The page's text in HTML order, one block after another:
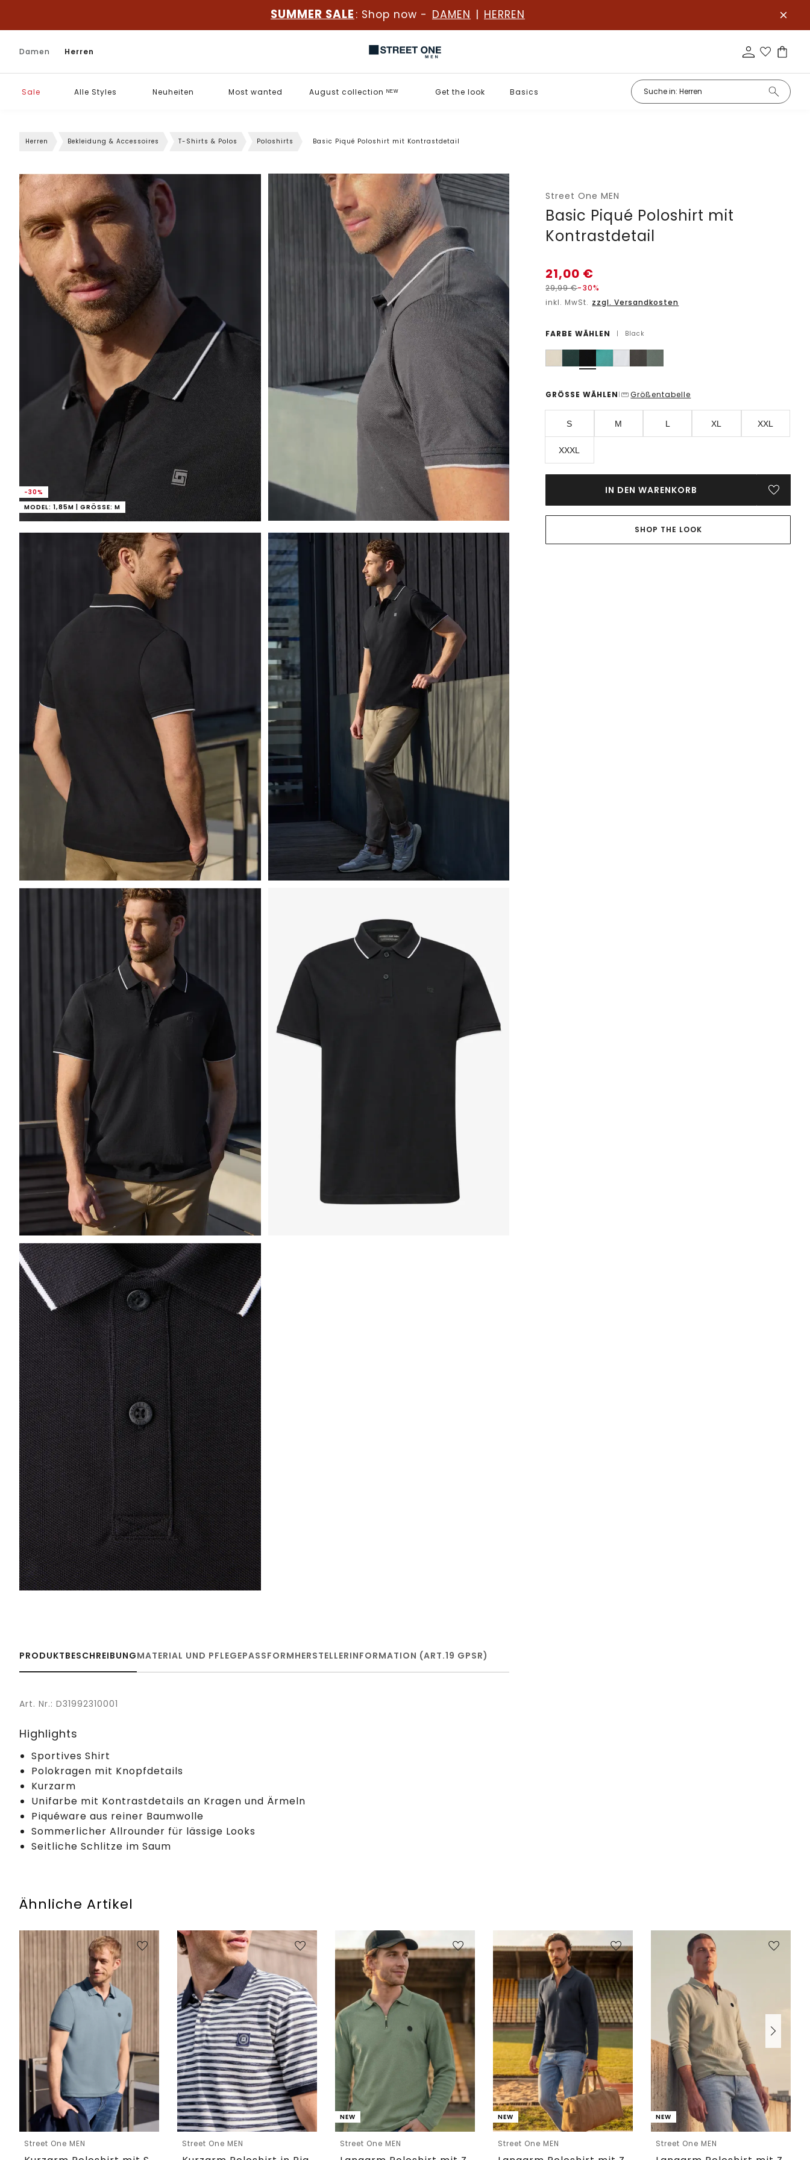
SUMMER SALE : Shop now - DAMEN | HERREN
Damen Herren
Sale Alle Styles Neuheiten Most wanted August collection ᴺᴱᵂ Get the look Basics
Herren Bekleidung & Accessoires T-Shirts & Polos Poloshirts Basic Piqué Poloshirt mit Kontrastdetail
-30%
MODEL: 1,85M | GRÖSSE: M
Street One MEN
Basic Piqué Poloshirt mit
Kontrastdetail
21,00 €
29,99€-30%
inkl. MwSt. zzgl. Versandkosten
FARBE WÄHLEN | Black
GRÖSSE WÄHLEN | Größentabelle
S M L XL XXL
XXXL
IN DEN WARENKORB
SHOP THE LOOK
PRODUKTBESCHREIBUNGMATERIAL UND PFLEGEPASSFORMHERSTELLERINFORMATION (ART.19 GPSR)
Art. Nr.: D31992310001
Highlights
Sportives Shirt
Polokragen mit Knopfdetails
Kurzarm
Unifarbe mit Kontrastdetails an Kragen und Ärmeln
Piquéware aus reiner Baumwolle
Sommerlicher Allrounder für lässige Looks
Seitliche Schlitze im Saum
Ähnliche Artikel
Street One MEN Street One MEN
NEW
Street One MEN
NEW
Street One MEN
NEW
Street One MEN